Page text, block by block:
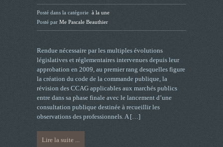
Posté dans la catégorie à la une
Posté par Me Pascale Beauthier
Rendue nécessaire par les multiples évolutions
législatives et réglementaires intervenues depuis leur
approbation en 2009, au premier rang desquelles figure
la création du code de la commande publique, la
révision des CCAG applicables aux marchés publics
entre dans sa phase finale avec le lancement d’une
consultation publique destinée à recueillir les
observations des professionnels. A […]
Lire la suite ...